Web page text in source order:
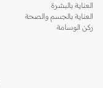
العناية بالبشرة
العناية بالجسم والصحة
ركن الوسامة